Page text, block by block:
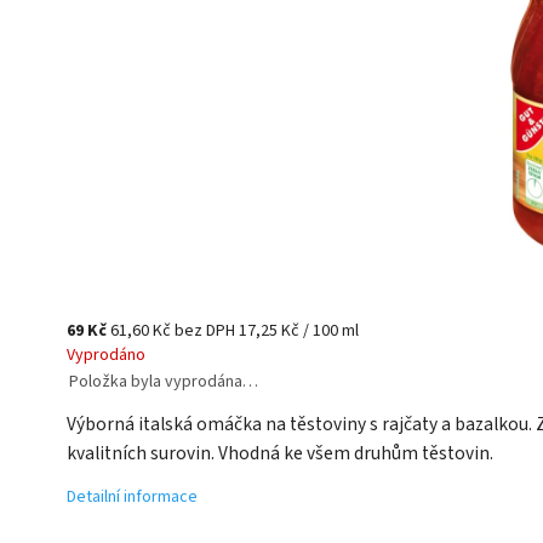
69 Kč61,60 Kč bez DPH 17,25 Kč / 100 ml
Vyprodáno
Položka byla vyprodána…
Výborná italská omáčka na těstoviny s rajčaty a bazalkou.
kvalitních surovin. Vhodná ke všem druhům těstovin.
Detailní informace